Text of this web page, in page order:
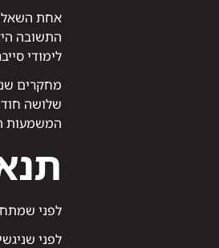
אחת
התשובה
לימודי
מחקרים
שלושה
המשמעות
לפני
לפני